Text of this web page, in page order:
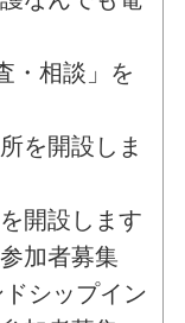
・相談」を
を開設しま
開設します
加者募集
ドシップイン